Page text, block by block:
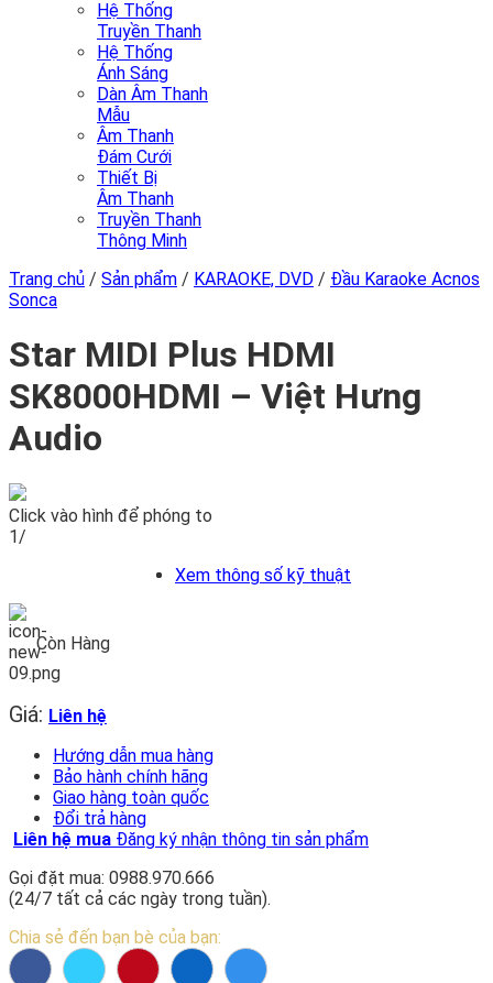
Hệ Thống
Truyền Thanh
Hệ Thống
Ánh Sáng
Dàn Âm Thanh
Mẫu
Âm Thanh
Đám Cưới
Thiết Bị
Âm Thanh
Truyền Thanh
Thông Minh
Trang chủ / Sản phẩm / KARAOKE, DVD / Đầu Karaoke Acnos
Sonca
Star MIDI Plus HDMI
SK8000HDMI – Việt Hưng
Audio
Click vào hình để phóng to
1/
Xem thông số kỹ thuật
Còn Hàng
Giá: Liên hệ
Hướng dẫn mua hàng
Bảo hành chính hãng
Giao hàng toàn quốc
Đổi trả hàng
Liên hệ mua Đăng ký nhận thông tin sản phẩm
Gọi đặt mua: 0988.970.666
(24/7 tất cả các ngày trong tuần).
Chia sẻ đến bạn bè của bạn: